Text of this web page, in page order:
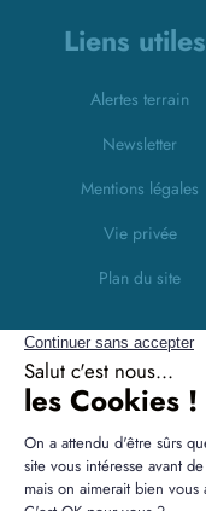
Liens utiles
Alertes terrain
Newsletter
Mentions légales
Vie privée
Plan du site